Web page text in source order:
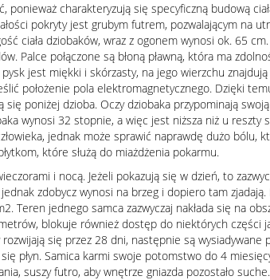
ponieważ charakteryzują się specyficzną budową
pokryty jest grubym futrem, pozwalającym na
ciała dziobaków, wraz z ogonem wynosi ok. 65
Palce połączone są błoną pławną, która ma
jest miękki i skórzasty, na jego wierzchu
położenie pola elektromagnetycznego. Dzięki
się poniżej dzioba. Oczy dziobaka przypominają
wynosi 32 stopnie, a więc jest niższa niż u
jednak może sprawić naprawdę dużo bólu,
które służą do miażdżenia pokarmu.
i nocą. Jeżeli pokazują się w dzień, to
jednak zdobycz wynosi na brzeg i dopiero tam
Teren jednego samca zazwyczaj nakłada się na
blokuje również dostęp do niektórych części
rozwijają się przez 28 dni, następnie są
płyn. Samica karmi swoje potomstwo do 4
suszy futro, aby wnętrze gniazda pozostało